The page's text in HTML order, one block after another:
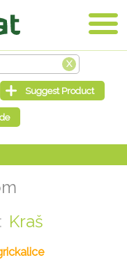
Kraš